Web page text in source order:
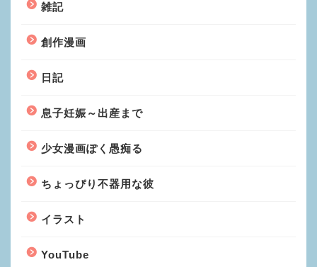
雑記
創作漫画
日記
息子妊娠～出産まで
少女漫画ぽく愚痴る
ちょっぴり不器用な彼
イラスト
YouTube